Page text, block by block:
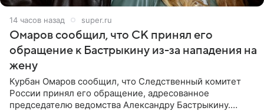
14 часов назад super.ru
Омаров сообщил, что СК принял его
обращение к Бастрыкину из-за нападения на
жену
Курбан Омаров сообщил, что Следственный комитет
России принял его обращение, адресованное
председателю ведомства Александру Бастрыкину.